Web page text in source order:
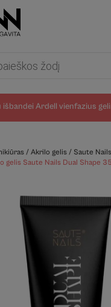
išbandei Ardell vienfazius
/ Akrilo gelis/ Saute
gelis Saute Nails Dual Shape